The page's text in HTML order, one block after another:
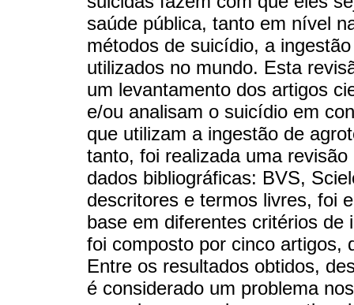
saúde pública, tanto em nível
métodos de suicídio, a
utilizados no mundo. Esta
um levantamento dos artigos
e/ou analisam o suicídio em
que utilizam a ingestão de
tanto, foi realizada uma
dados bibliográficas: BVS,
descritores e termos livres, foi
base em diferentes critérios de
foi composto por cinco artigos,
Entre os resultados obtidos,
é considerado um problema